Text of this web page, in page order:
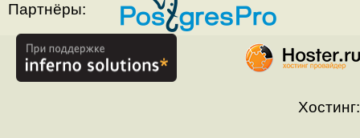
Партнёры:
Хостинг: